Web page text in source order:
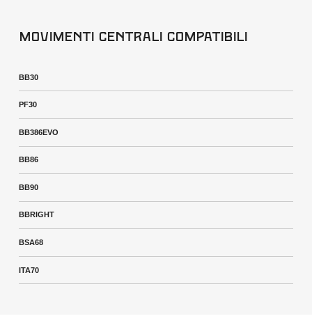
Movimenti centrali compatibili
BB30
PF30
BB386EVO
BB86
BB90
BBRIGHT
BSA68
ITA70